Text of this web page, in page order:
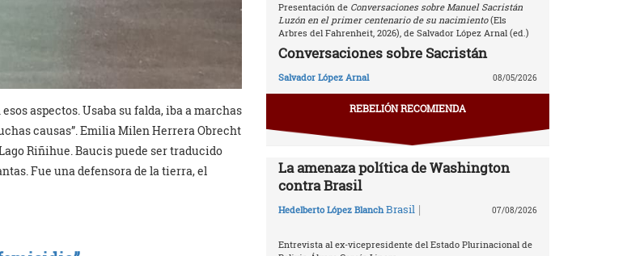
aspectos. Usaba su falda, iba a marchas
causas”. Emilia Milen Herrera Obrecht
Riñihue. Baucis puede ser traducido
Fue una defensora de la tierra, el
Presentación de Conversaciones sobre Manuel Sacristán
Luzón en el primer centenario de su nacimiento(Els
Arbres del Fahrenheit, 2026), de Salvador López Arnal (ed.)
Conversaciones sobre Sacristán
Salvador López Arnal 08/05/2026
REBELIÓN RECOMIENDA
La amenaza política de Washington
contra Brasil
Hedelberto López Blanch Brasil | 07/08/2026
Entrevista al ex-vicepresidente del Estado Plurinacional de